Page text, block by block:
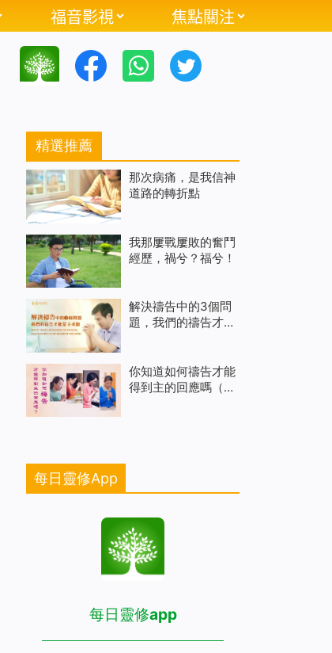
福音影視 焦點關注
精選推薦
那次病痛，是我信神
道路的轉折點
我那屢戰屢敗的奮鬥
經歷，禍兮？福兮！
解決禱告中的3個問
題，我們的禱告才能
你知道如何禱告才能
得到主的回應嗎（有
每日靈修App
每日靈修app